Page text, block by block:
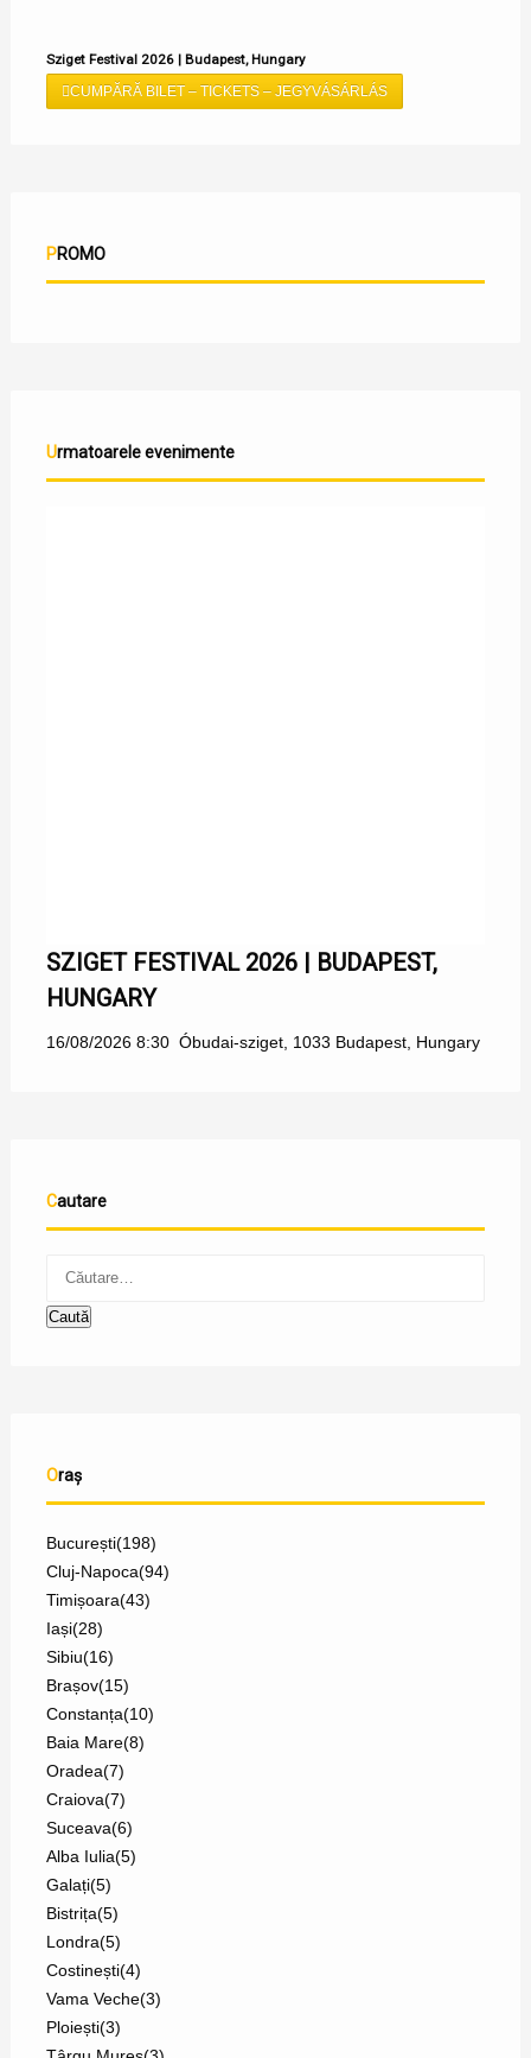
Sziget Festival 2026 | Budapest, Hungary
CUMPĂRĂ BILET – TICKETS – JEGYVÁSÁRLÁS
PROMO
Urmatoarele evenimente
SZIGET FESTIVAL 2026 | BUDAPEST,
HUNGARY
16/08/2026 8:30 Óbudai-sziget, 1033 Budapest, Hungary
Cautare
Oraș
București(198)
Cluj-Napoca(94)
Timișoara(43)
Iași(28)
Sibiu(16)
Brașov(15)
Constanța(10)
Baia Mare(8)
Oradea(7)
Craiova(7)
Suceava(6)
Alba Iulia(5)
Galați(5)
Bistrița(5)
Londra(5)
Costinești(4)
Vama Veche(3)
Ploiești(3)